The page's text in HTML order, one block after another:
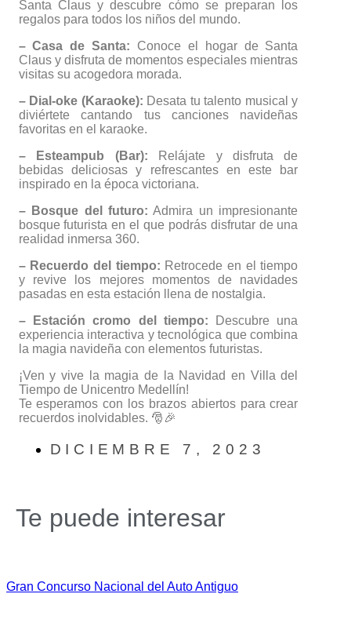
Santa Claus y descubre cómo se preparan los
regalos para todos los niños del mundo.
– Casa de Santa: Conoce el hogar de Santa
Claus y disfruta de momentos especiales mientras
visitas su acogedora morada.
– Dial-oke (Karaoke): Desata tu talento musical y
diviértete cantando tus canciones navideñas
favoritas en el karaoke.
– Esteampub (Bar): Relájate y disfruta de
bebidas deliciosas y refrescantes en este bar
inspirado en la época victoriana.
– Bosque del futuro: Admira un impresionante
bosque futurista en el que podrás disfrutar de una
realidad inmersa 360.
– Recuerdo del tiempo: Retrocede en el tiempo
y revive los mejores momentos de navidades
pasadas en esta estación llena de nostalgia.
– Estación cromo del tiempo: Descubre una
experiencia interactiva y tecnológica que combina
la magia navideña con elementos futuristas.
¡Ven y vive la magia de la Navidad en Villa del
Tiempo de Unicentro Medellín!
Te esperamos con los brazos abiertos para crear
recuerdos inolvidables. 🎅🎉
DICIEMBRE 7, 2023
Te puede interesar
Gran Concurso Nacional del Auto Antiguo